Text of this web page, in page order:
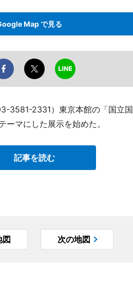
Map で見る
3581-2331）東京本館の「国立国
マにした展示を始めた。
記事を読む
図 次の地図